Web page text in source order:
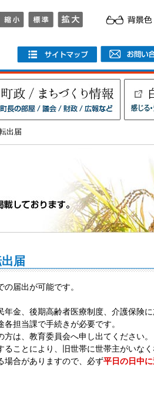
出届
届
届出が可能です。
年金、後期高齢者医療制度、介護保険
担当課で手続きが必要です。
方は、教育委員会へ申し出てください。
ることにより、旧世帯に世帯主がいな
場合がありますので、必ず平日の日中